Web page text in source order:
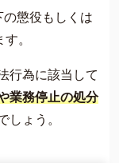
懲役もしくは
。
行為に該当して
業務停止の処分
しょう。